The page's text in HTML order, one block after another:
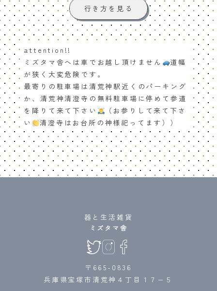
行き方を見る
attention!!
ミズタマ舎へは車でお越し頂けません
道幅
が狭く大変危険です。
最寄りの駐車場は清荒神駅近くのパーキング
か、清荒神清澄寺の無料駐車場に停めて参道
を降りて来て下さい
（お参りして来て下さ
い
清澄寺はお台所の神様祀ってます））
器と生活雑貨
ミズタマ舎
〒665-0836
兵庫県宝塚市清荒神４丁目１７−５